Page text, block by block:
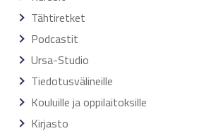
Tähtiretket
Podcastit
Ursa-Studio
Tiedotusvälineille
Kouluille ja oppilaitoksille
Kirjasto